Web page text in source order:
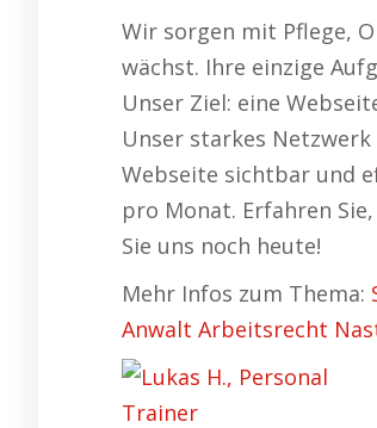
Wir sorgen mit Pflege,
wächst. Ihre einzige
Unser Ziel: eine
Unser starkes
Webseite sichtbar und
pro Monat. Erfahren
Sie uns noch heute!
Mehr Infos zum Thema:
Anwalt Arbeitsrecht